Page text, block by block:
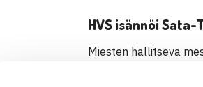
HVS isännöi
Miesten hallitseva